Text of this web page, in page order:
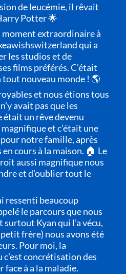
de leucémie, il rêvait
Potter 🌟
moment extraordinaire à
qui a
les studios et de
films préférés. C’était
nouveau monde ! 🌎
et nous étions tous
avait pas que les
un rêve devenu
et c’était une
notre famille, après
cours à la maison. 🏠 Le
aussi magnifique nous
et d’oublier tout le
ressenti beaucoup
le parcours que nous
surtout Kyan qui l’a vécu,
frère) nous avons été
Pour moi, la
concrétisation des
face à a la maladie.